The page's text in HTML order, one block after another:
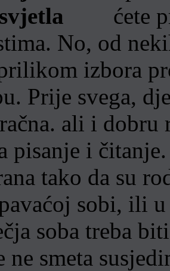
ćete
No, od
izbora
Prije svega,
ali i dobru
pisanje i
tako da su
sobi, ili
soba treba
ne smeta